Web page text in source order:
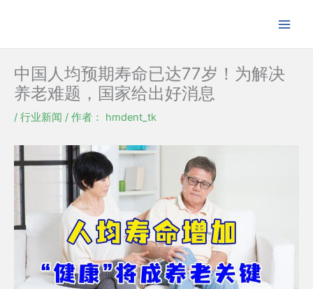
内
中国人均预期寿命已达77岁！为解决
养老难题，国家给出好消息
/ 行业新闻 / 作者： hmdent_tk